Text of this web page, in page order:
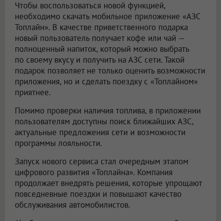
Чтобы воспользоваться новой функцией,
необходимо скачать мобильное приложение «АЗС
Топлайн». В качестве приветственного подарка
новый пользователь получает кофе или чай —
полноценный напиток, который можно выбрать
по своему вкусу и получить на АЗС сети. Такой
подарок позволяет не только оценить возможности
приложения, но и сделать поездку с «Топлайном»
приятнее.
Помимо проверки наличия топлива, в приложении
пользователям доступны поиск ближайших АЗС,
актуальные предложения сети и возможности
программы лояльности.
Запуск нового сервиса стал очередным этапом
цифрового развития «Топлайна». Компания
продолжает внедрять решения, которые упрощают
повседневные поездки и повышают качество
обслуживания автомобилистов.